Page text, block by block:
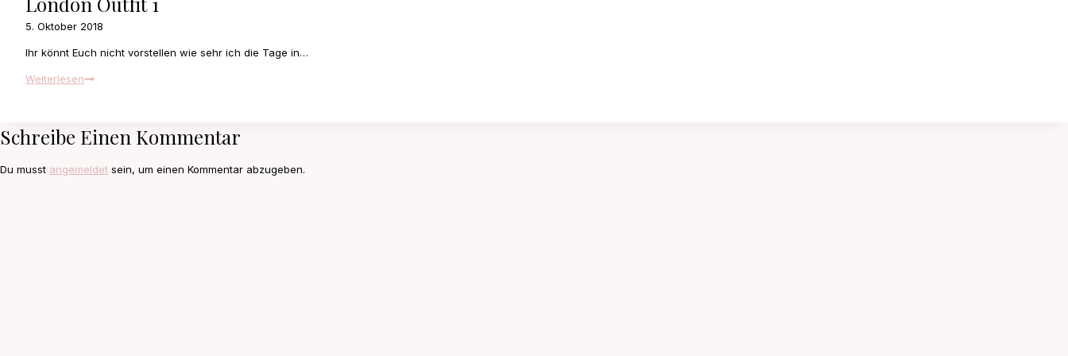
5. Oktober 2018
Ihr könnt Euch nicht vorstellen wie sehr ich die Tage in…
WeiterlesenLondon
Schreibe Einen Kommentar
Du musst angemeldet sein, um einen Kommentar abzugeben.